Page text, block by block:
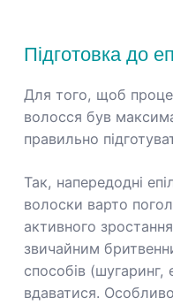
Підготовка до
Для того, щоб
волосся був
правильно
Так, напередодні
волоски варто
активного
звичайним
способів
вдаватися.